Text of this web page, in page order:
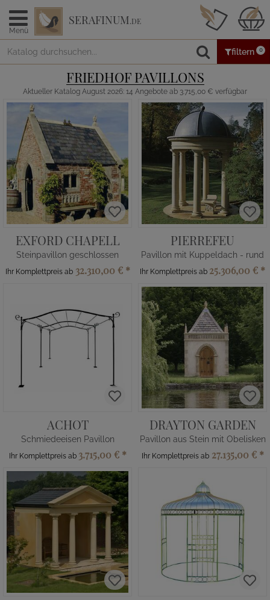
Menü
SERAFINUM.DE
filtern 0
FRIEDHOF PAVILLONS
Aktueller Katalog August 2026: 14 Angebote ab 3.715,00 € verfügbar
EXFORD CHAPELL
Steinpavillon geschlossen
Ihr Komplettpreis ab 32.310,00 € *
PIERREFEU
Pavillon mit Kuppeldach - rund
Ihr Komplettpreis ab 25.306,00 € *
ACHOT
Schmiedeeisen Pavillon
Ihr Komplettpreis ab 3.715,00 € *
DRAYTON GARDEN
Pavillon aus Stein mit Obelisken
Ihr Komplettpreis ab 27.135,00 € *